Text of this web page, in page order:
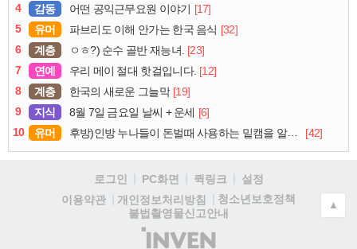
4
감동 어떤 공익근무요원 이야기 [17]
5
유머 파브리도 이해 안가는 한국 음식 [32]
6
계층 ㅇㅎ?) 순수 골반 재능녀. [23]
7
연예 우리 메이 절대 핫걸입니다. [12]
8
계층 한국의 새로운 그늘막 [19]
9
지식 8월 7일 금요일 날씨 + 운세 [6]
10
유머 후방)인방 누나들이 돈벌때 사용하는 밑캠을 알아보자 [42]
로그인 PC화면 퀵링크
설정
이용약관
개인정보처리방침
청소년보호정책
불법촬영물신고안내
(주)
▲